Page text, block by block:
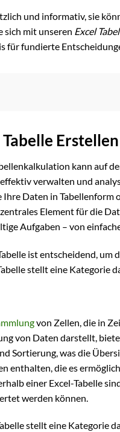
und informativ, sie
sich mit unseren Excel
für fundierte
Erstellen
kann auf
verwalten und
Daten in Tabellenform
Element für die
Aufgaben – von
ist entscheidend, um
stellt eine Kategorie
von Zellen, die in
von Daten darstellt,
Sortierung, was die
enthalten, die es
einer Excel-Tabelle
werden können.
stellt eine Kategorie